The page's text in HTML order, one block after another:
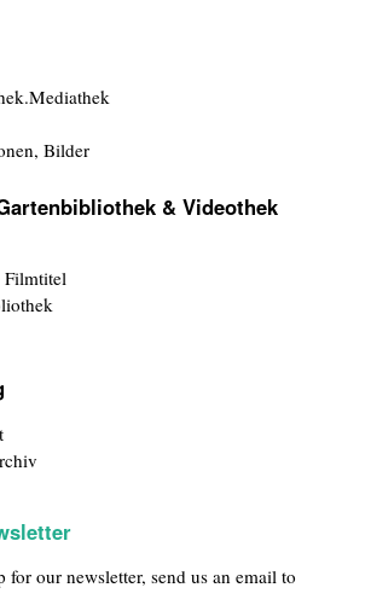
Bilder
& Videothek
Filmtitel
our newsletter, send us an email to